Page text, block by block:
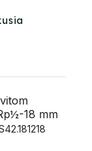
18 mm